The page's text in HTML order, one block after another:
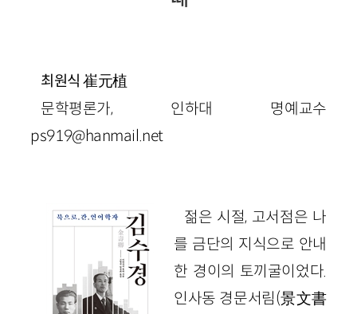
최원식 崔元植
문학평론가, 인하대 명예교수
ps919@hanmail.net
젊은 시절, 고서점은 나
를 금단의 지식으로 안내
한 경이의 토끼굴이었다.
인사동 경문서림(景文書